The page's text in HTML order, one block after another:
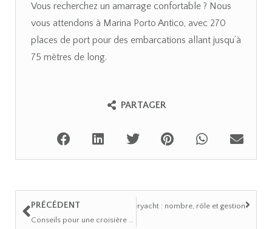
Vous recherchez un amarrage confortable ? Nous
vous attendons à Marina Porto Antico, avec 270
places de port pour des embarcations allant jusqu’à
75 mètres de long.
PARTAGER
PRÉCÉDENT
SuivantL’équipage d’un superyacht : nombre, rôle et gestion